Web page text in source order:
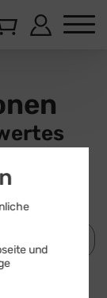
und